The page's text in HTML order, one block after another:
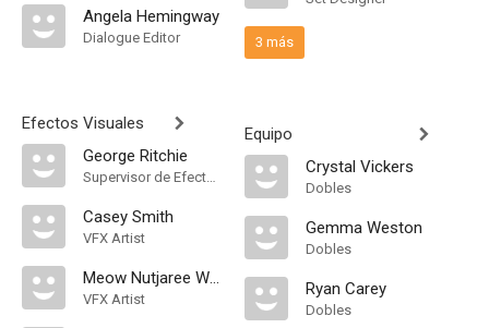
Angela Hemingway
Dialogue Editor
Efectos Visuales
George Ritchie
Supervisor de Efectos Visuales
Casey Smith
VFX Artist
Meow Nutjaree Wannasri
VFX Artist
3 más
Equipo
Crystal Vickers
Dobles
Gemma Weston
Dobles
Ryan Carey
Dobles